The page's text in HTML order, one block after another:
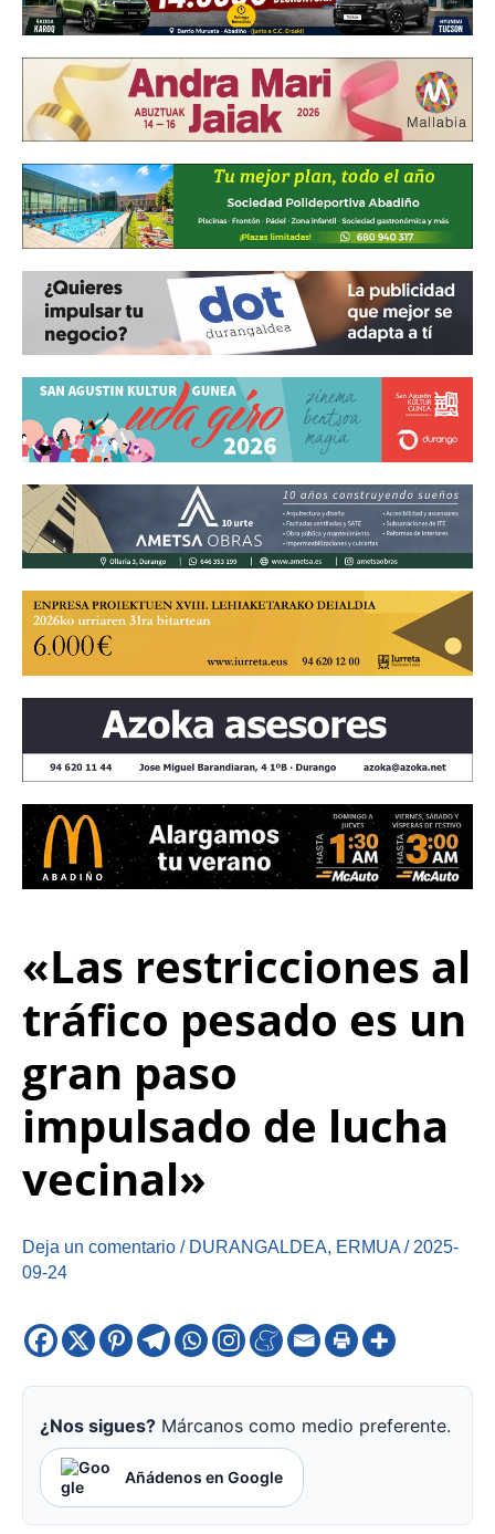
«Las restricciones al
tráfico pesado es un
gran paso
impulsado de lucha
vecinal»
Deja un comentario / DURANGALDEA, ERMUA / 2025-
09-24
¿Nos sigues? Márcanos como medio preferente.
Añádenos en Google